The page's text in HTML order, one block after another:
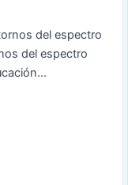
del espectro
del espectro